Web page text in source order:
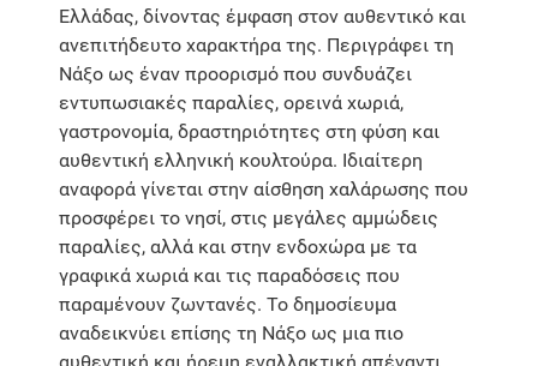
Ελλάδας, δίνοντας έμφαση στον αυθεντικό και
ανεπιτήδευτο χαρακτήρα της. Περιγράφει τη
Νάξο ως έναν προορισμό που συνδυάζει
εντυπωσιακές παραλίες, ορεινά χωριά,
γαστρονομία, δραστηριότητες στη φύση και
αυθεντική ελληνική κουλτούρα. Ιδιαίτερη
αναφορά γίνεται στην αίσθηση χαλάρωσης που
προσφέρει το νησί, στις μεγάλες αμμώδεις
παραλίες, αλλά και στην ενδοχώρα με τα
γραφικά χωριά και τις παραδόσεις που
παραμένουν ζωντανές. Το δημοσίευμα
αναδεικνύει επίσης τη Νάξο ως μια πιο